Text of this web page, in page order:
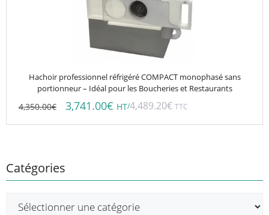
Hachoir professionnel réfrigéré COMPACT monophasé sans
portionneur – Idéal pour les Boucheries et Restaurants
4,350.00€ 3,741.00€ HT/4,489.20€ TTC
Catégories